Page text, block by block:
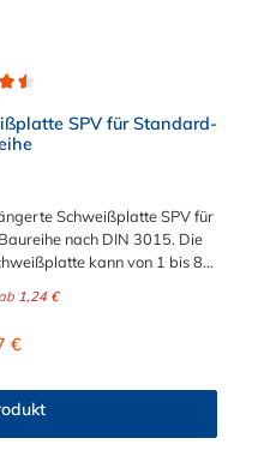
SPV für Standard-
Schweißplatte SPV für
nach DIN 3015. Die
kann von 1 bis 8
1,24 €
Preis:
€